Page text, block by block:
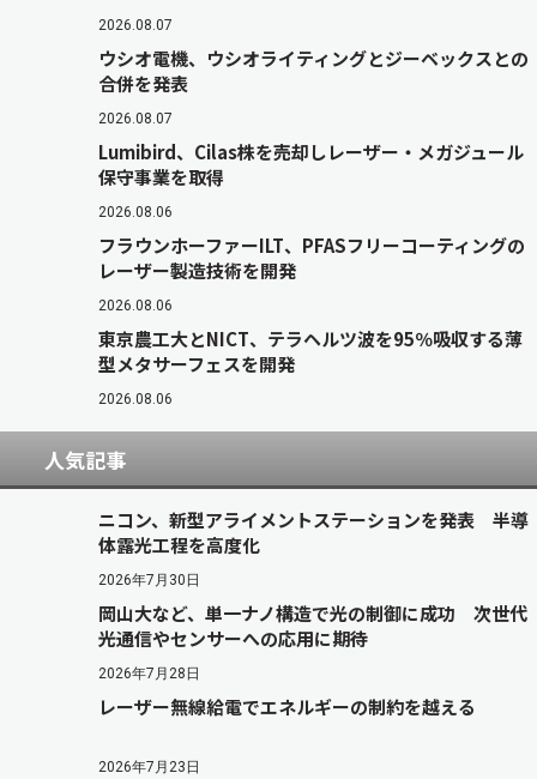
2026.08.07
ウシオ電機、ウシオライティングとジーベックスとの
合併を発表
2026.08.07
Lumibird、Cilas株を売却しレーザー・メガジュール
保守事業を取得
2026.08.06
フラウンホーファーILT、PFASフリーコーティングの
レーザー製造技術を開発
2026.08.06
東京農工大とNICT、テラヘルツ波を95％吸収する薄
型メタサーフェスを開発
2026.08.06
人気記事
ニコン、新型アライメントステーションを発表 半導
体露光工程を高度化
2026年7月30日
岡山大など、単一ナノ構造で光の制御に成功 次世代
光通信やセンサーへの応用に期待
2026年7月28日
レーザー無線給電でエネルギーの制約を越える
2026年7月23日